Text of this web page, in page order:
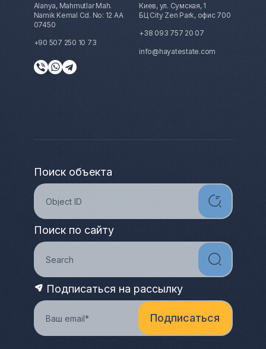
Alanya, Mahmutlar Mah.
Namik Kemal Cd. No: 12 AA
07450
+90 507 250 10 73
Киев, ул. Сумская, 1
БЦ City Zen Park, офис 700
+38 093 757 20 07
info@hayatestate.com
Поиск объекта
Поиск по сайту
Подписаться на рассылку